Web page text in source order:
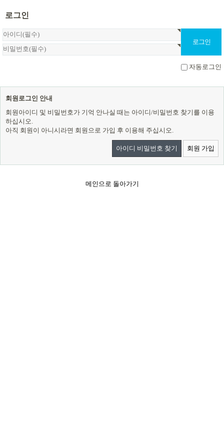
로그인
자동로그인
회원로그인 안내
회원아이디 및 비밀번호가 기억 안나실 때는 아이디/비밀번호 찾기를 이용
하십시오.
아직 회원이 아니시라면 회원으로 가입 후 이용해 주십시오.
아이디 비밀번호 찾기 회원 가입
메인으로 돌아가기